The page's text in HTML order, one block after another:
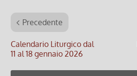
Precedente
Calendario Liturgico dal
11 al 18 gennaio 2026